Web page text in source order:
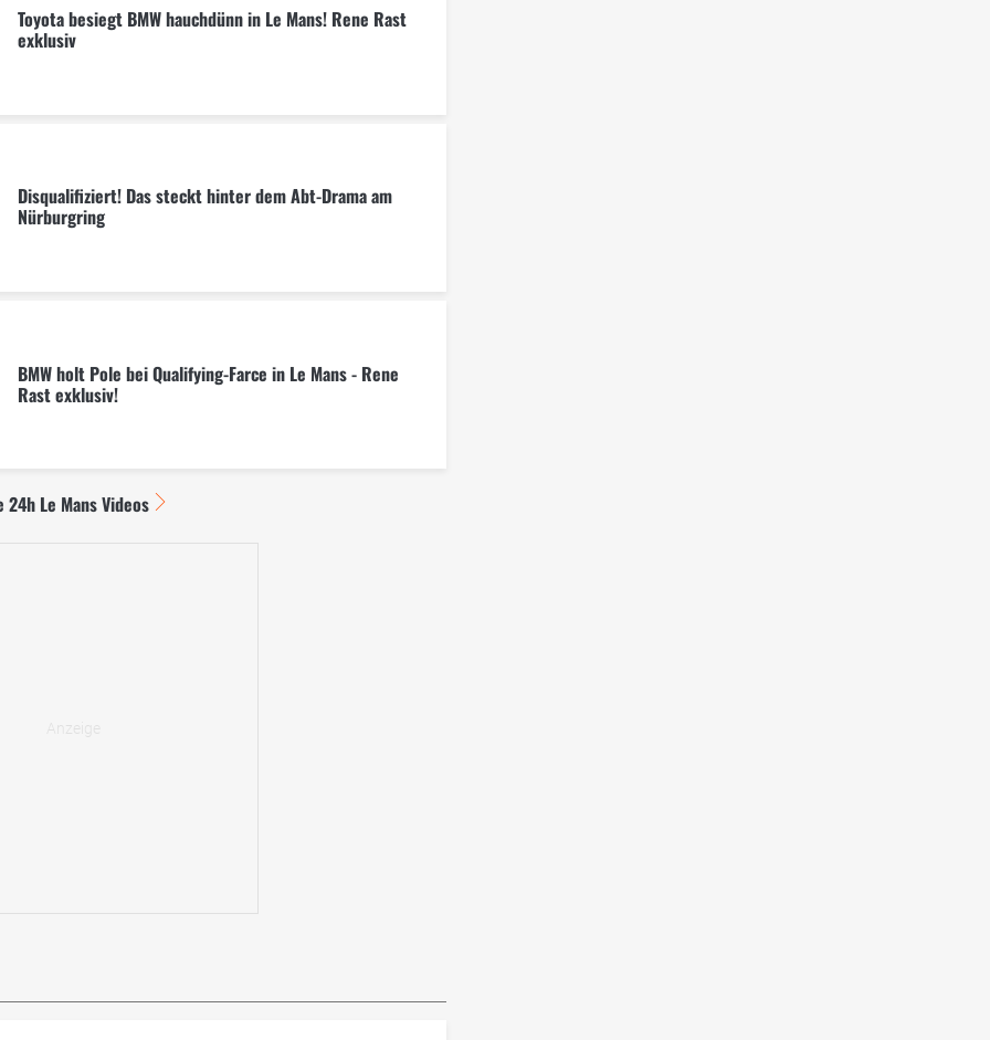
Toyota besiegt BMW hauchdünn in Le Mans! Rene Rast
exklusiv
Disqualifiziert! Das steckt hinter dem Abt-Drama am
Nürburgring
BMW holt Pole bei Qualifying-Farce in Le Mans - Rene
Rast exklusiv!
24h Le Mans Videos